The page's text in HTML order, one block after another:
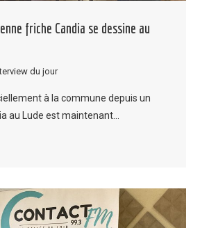
friche Candia se dessine au
du jour
à la commune depuis un
au Lude est maintenant…